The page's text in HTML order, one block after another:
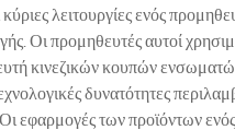
λειτουργίες ενός
Οι προμηθευτές αυτοί
κινεζικών κουπών
δυνατότητες
εφαρμογές των προϊόντων